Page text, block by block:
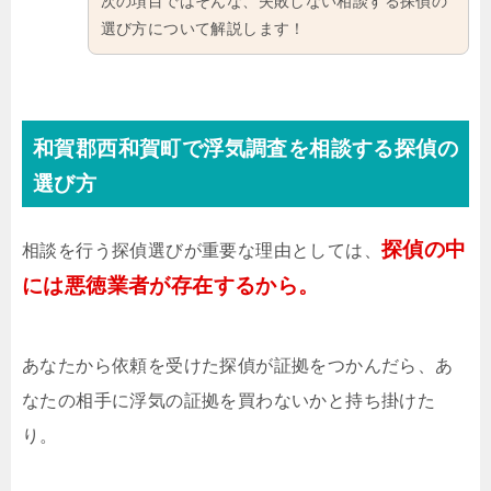
選び方について解説します！
和賀郡西和賀町で浮気調査を相談する探偵の
選び方
相談を行う探偵選びが重要な理由としては、 探偵の中
には悪徳業者が存在するから。
あなたから依頼を受けた探偵が証拠をつかんだら、あ
なたの相手に浮気の証拠を買わないかと持ち掛けた
り。